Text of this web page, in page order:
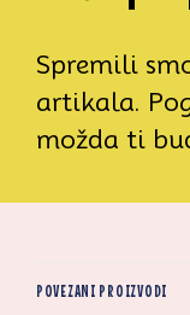
Spremili
artikala.
možda ti
POVEZANI PROIZVODI